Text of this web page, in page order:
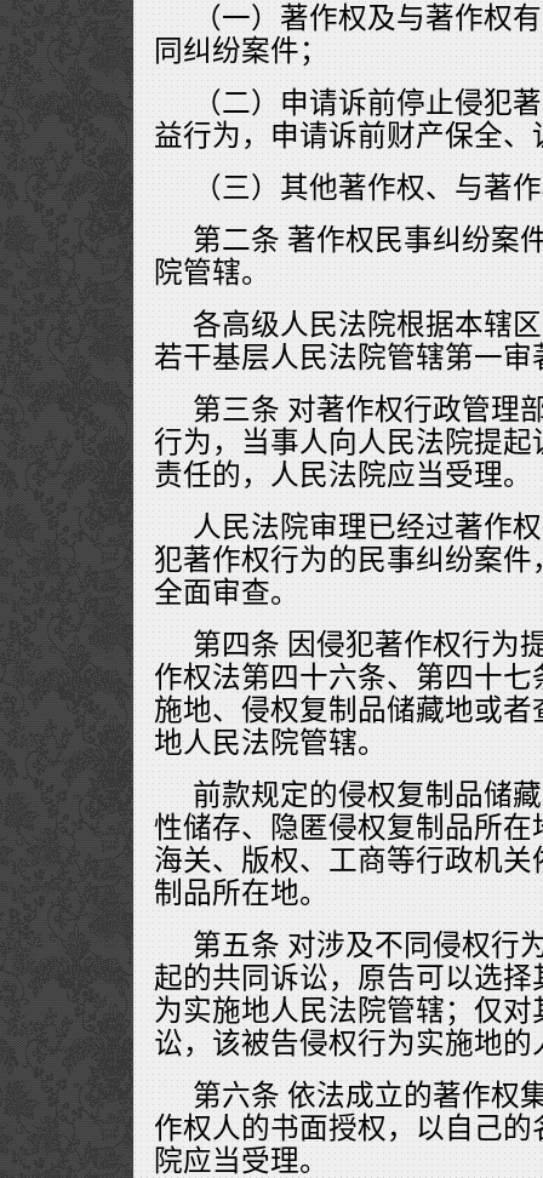
（一）著作权及与著作权
同纠纷案件；
（二）申请诉前停止侵犯
益行为，申请诉前财产保全
（三）其他著作权、与著
第二条 著作权民事纠纷案
院管辖。
各高级人民法院根据本辖
若干基层人民法院管辖第一
第三条 对著作权行政管理
行为，当事人向人民法院提
责任的，人民法院应当受理。
人民法院审理已经过著作
犯著作权行为的民事纠纷案
全面审查。
第四条 因侵犯著作权行为
作权法第四十六条、第四十
施地、侵权复制品储藏地或
地人民法院管辖。
前款规定的侵权复制品储
性储存、隐匿侵权复制品所
海关、版权、工商等行政机
制品所在地。
第五条 对涉及不同侵权行
起的共同诉讼，原告可以选
为实施地人民法院管辖；仅
讼，该被告侵权行为实施地
第六条 依法成立的著作权
作权人的书面授权，以自己
院应当受理。